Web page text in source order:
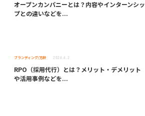
オープンカンパニーとは？内容やインターンシッ
プとの違いなどを...
ブランディング/方針 2026.6.2
RPO（採用代行）とは？メリット・デメリット
や活用事例などを...